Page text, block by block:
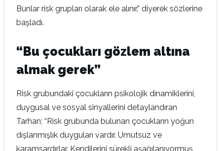
Bunlar risk grupları olarak ele alınır.” diyerek sözlerine
başladı.
“Bu çocukları gözlem altına
almak gerek”
Risk grubundaki çocukların psikolojik dinamiklerini,
duygusal ve sosyal sinyallerini detaylandıran
Tarhan; “Risk grubunda bulunan çocukların yoğun
dışlanmışlık duyguları vardır. Umutsuz ve
karamsardırlar. Kendilerini sürekli aşağılanıyormuş